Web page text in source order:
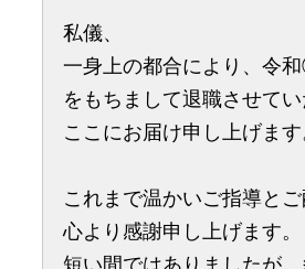
私儀、
一身上の都合により、令
をもちまして退職させてい
ここにお届け申し上げます
これまで温かいご指導とご
心より感謝申し上げます。
短い間ではありましたが